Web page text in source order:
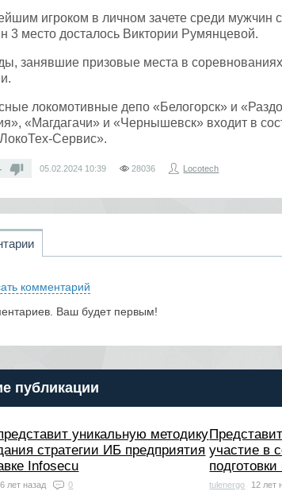
игроком в личном зачете среди мужчин
3 место досталось Виктории Румянцевой.
занявшие призовые места в
локомотивные депо «Белогорск» и
«Магдагачи» и «Чернышевск» входит в
Сервис».
05.02.2024 10:39 28036 Locotech
комментарий
Ваш будет первым!
публикации
уникальную методику
стратегии ИБ предприятия
Infosecu
лет назад 0
участие в
tulenergo 12 лет